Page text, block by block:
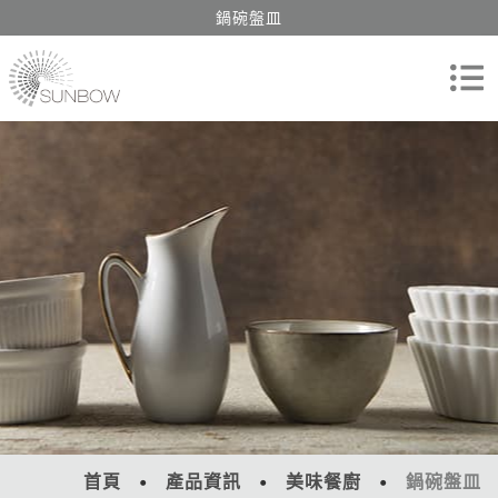
鍋碗盤皿
首頁 產品資訊 美味餐廚 鍋碗盤皿